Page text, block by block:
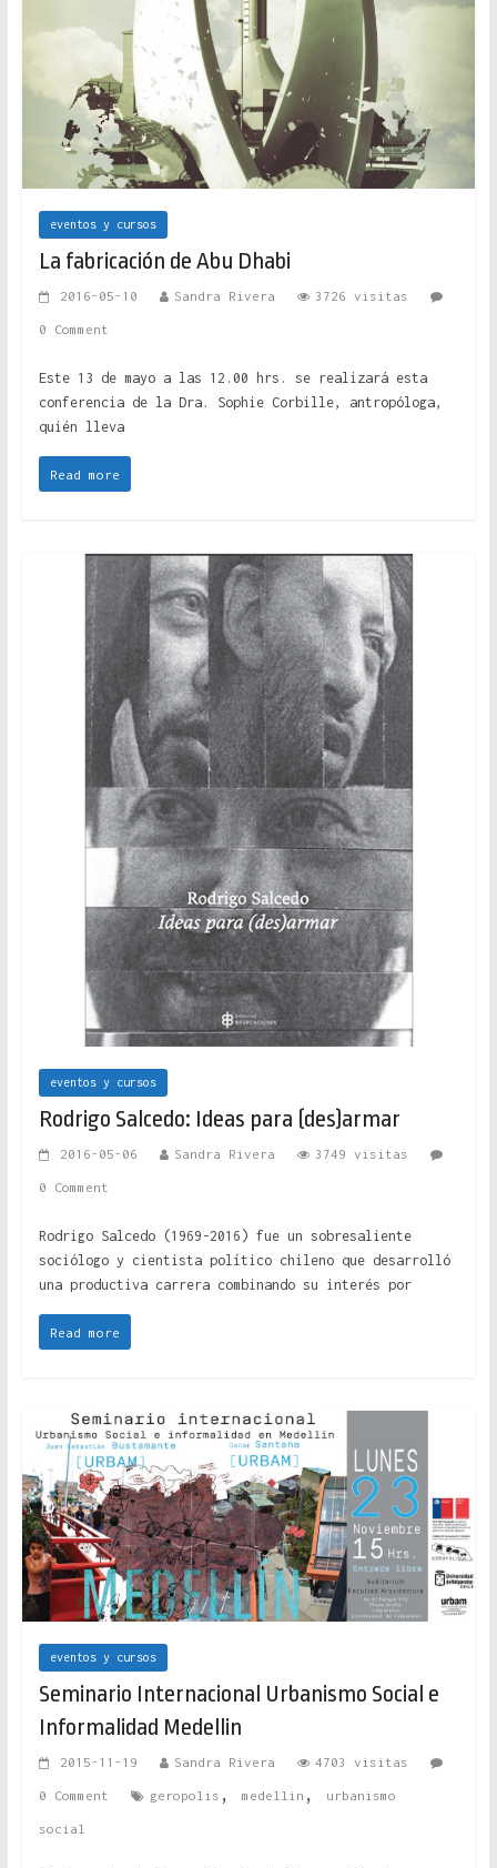
eventos y cursos
La fabricación de Abu Dhabi
2016-05-10 Sandra Rivera 3726 visitas
0 Comment
Este 13 de mayo a las 12.00 hrs. se realizará esta
conferencia de la Dra. Sophie Corbille, antropóloga,
quién lleva
Read more
eventos y cursos
Rodrigo Salcedo: Ideas para (des)armar
2016-05-06 Sandra Rivera 3749 visitas
0 Comment
Rodrigo Salcedo (1969-2016) fue un sobresaliente
sociólogo y cientista político chileno que desarrolló
una productiva carrera combinando su interés por
Read more
eventos y cursos
Seminario Internacional Urbanismo Social e
Informalidad Medellin
2015-11-19 Sandra Rivera 4703 visitas
0 Comment geropolis , medellin , urbanismo
social